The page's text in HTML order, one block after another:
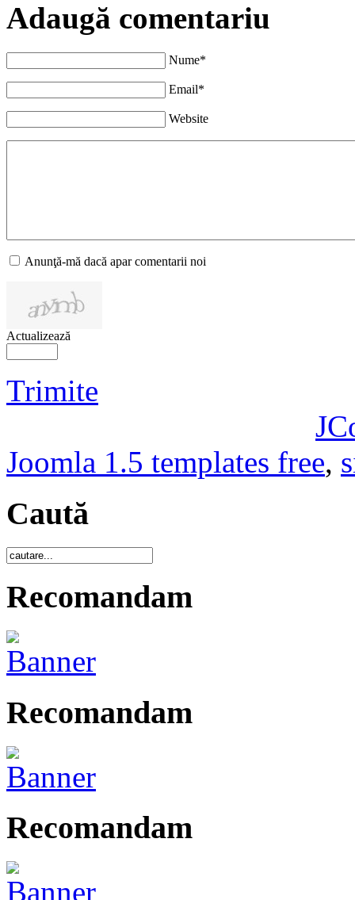
Adaugă comentariu
Nume*
Email*
Website
Anunţă-mă dacă apar comentarii noi
Actualizează
Trimite
Joomla 1.5 templates free,
Caută
Recomandam
Recomandam
Recomandam